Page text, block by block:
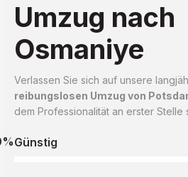
Umzug nach
Osmaniye
Verlassen Sie sich auf unsere
reibungslosen Umzug von
dem Professionalität an erster Stelle
Günstig